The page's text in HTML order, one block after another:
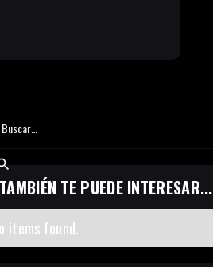
TAMBIÉN TE PUEDE INTERESAR...
items found.